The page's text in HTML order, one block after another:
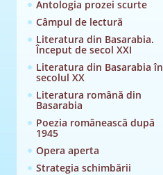
Antologia prozei scurte
Câmpul de lectură
Literatura din Basarabia.
Început de secol XXI
Literatura din Basarabia în
secolul XX
Literatura română din
Basarabia
Poezia românească după
1945
Opera aperta
Strategia schimbării